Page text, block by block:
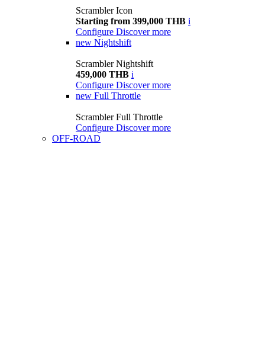
Scrambler Icon
Starting from 399,000 THB i
Configure Discover more
new Nightshift
Scrambler Nightshift
459,000 THB i
Configure Discover more
new Full Throttle
Scrambler Full Throttle
Configure Discover more
OFF-ROAD